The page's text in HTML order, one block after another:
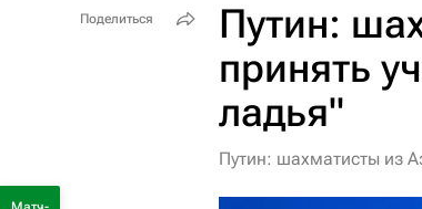
Путин:
принять
ладья"
Путин: шахматисты из
Поделиться